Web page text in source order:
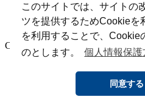
このサイトでは、サイトの
ツを提供するためCookieを
を利用することで、Cookie
のとします。
個人情報保護
同意する
個人情報
光関連リンク集
Copyright (C) 2025 The Optronics